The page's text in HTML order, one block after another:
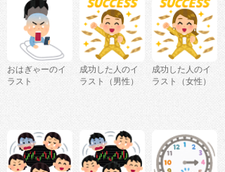
おはぎゃーのイ
ラスト
成功した人のイ
ラスト（男性）
成功した人のイ
ラスト（女性）